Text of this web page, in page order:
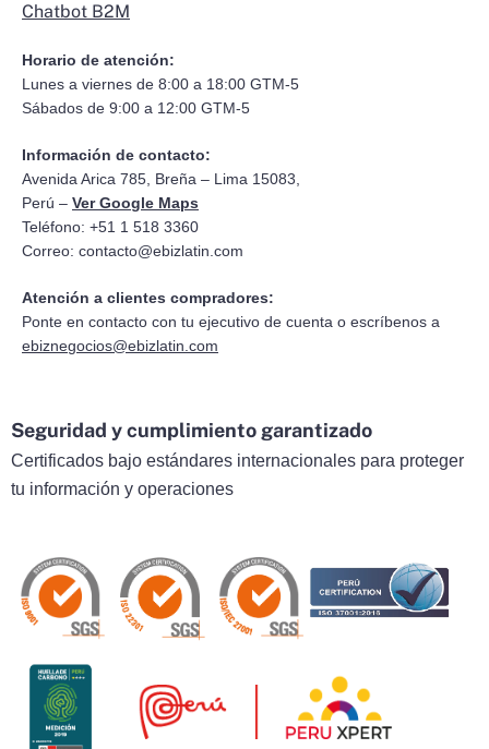
Chatbot B2M
Horario de atención:
Lunes a viernes de 8:00 a 18:00 GTM-5
Sábados de 9:00 a 12:00 GTM-5
Información de contacto:
Avenida Arica 785, Breña – Lima 15083,
Perú – Ver Google Maps
Teléfono: +51 1 518 3360
Correo: contacto@ebizlatin.com
Atención a clientes compradores:
Ponte en contacto con tu ejecutivo de cuenta o escríbenos a
ebiznegocios@ebizlatin.com
Seguridad y cumplimiento garantizado
Certificados bajo estándares internacionales para proteger
tu información y operaciones